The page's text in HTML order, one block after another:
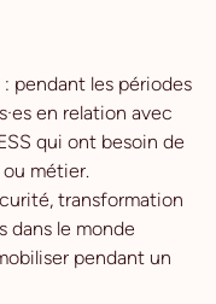
pendant les périodes
en relation avec
qui ont besoin de
métier.
transformation
dans le monde
pendant un